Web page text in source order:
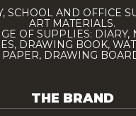
SCHOOL AND OFFICE
ART MATERIALS.
OF SUPPLIES: DIARY,
DRAWING BOOK,
PAPER, DRAWING
THE BRAND